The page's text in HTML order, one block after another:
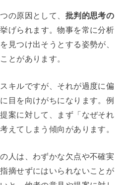
の原因として、 批判的思考の
げられます。物事を常に分析
見つけ出そうとする姿勢が、
とがあります。
キルですが、それが過度に偏
目を向けがちになります。例
案に対して、まず「なぜそれ
えてしまう傾向があります。
人は、わずかな欠点や不確実
摘せずにはいられないことが